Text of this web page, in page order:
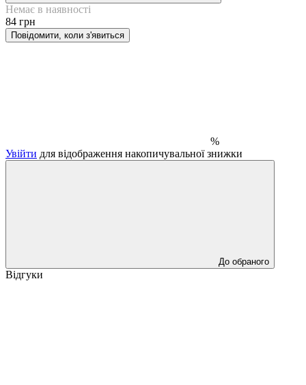
Немає в наявності
84 грн
Повідомити, коли з'явиться
%
Увійти для відображення накопичувальної знижки
До обраного
Відгуки